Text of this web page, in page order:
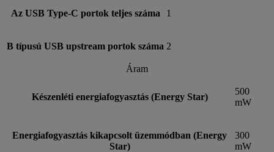
Az USB Type-C portok teljes száma 1
B típusú USB upstream portok száma 2
Áram
Készenléti energiafogyasztás (Energy Star)
500
mW
Energiafogyasztás kikapcsolt üzemmódban (Energy
Star)
300
mW